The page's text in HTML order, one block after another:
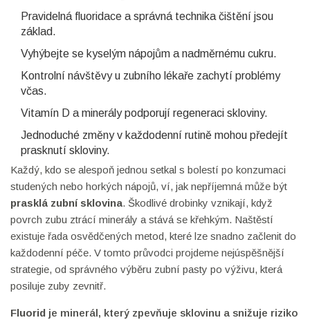
Pravidelná fluoridace a správná technika čištění jsou
základ.
Vyhýbejte se kyselým nápojům a nadměrnému cukru.
Kontrolní návštěvy u zubního lékaře zachytí problémy
včas.
Vitamín D a minerály podporují regeneraci skloviny.
Jednoduché změny v každodenní rutině mohou předejít
prasknutí skloviny.
Každý, kdo se alespoň jednou setkal s bolestí po konzumaci
studených nebo horkých nápojů, ví, jak nepříjemná může být
prasklá zubní sklovina. Škodlivé drobinky vznikají, když
povrch zubu ztrácí minerály a stává se křehkým. Naštěstí
existuje řada osvědčených metod, které lze snadno začlenit do
každodenní péče. V tomto průvodci projdeme nejúspěšnější
strategie, od správného výběru zubní pasty po výživu, která
posiluje zuby zevnitř.
Fluorid je minerál, který zpevňuje sklovinu a snižuje riziko